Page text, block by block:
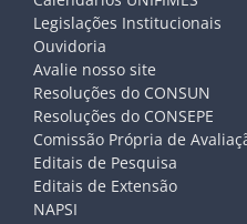
Legislações Institucionais
Ouvidoria
Avalie nosso site
Resoluções do CONSUN
Resoluções do CONSEPE
Comissão Própria de
Editais de Pesquisa
Editais de Extensão
NAPSI